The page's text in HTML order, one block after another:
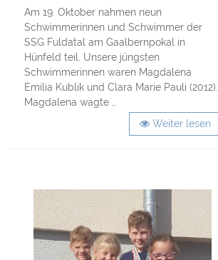
Am 19. Oktober nahmen neun
Schwimmerinnen und Schwimmer der
SSG Fuldatal am Gaalbernpokal in
Hünfeld teil. Unsere jüngsten
Schwimmerinnen waren Magdalena
Emilia Kublik und Clara Marie Pauli (2012).
Magdalena wagte …
Weiter lesen